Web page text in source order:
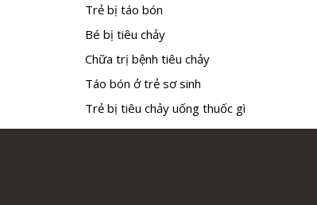
Trẻ bị táo bón
Bé bị tiêu chảy
Chữa trị bệnh tiêu chảy
Táo bón ở trẻ sơ sinh
Trẻ bị tiêu chảy uống thuốc gì